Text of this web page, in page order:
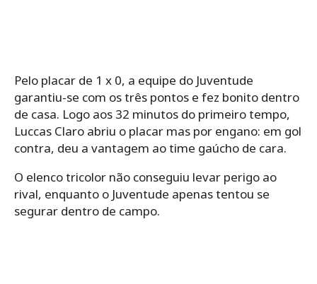
Pelo placar de 1 x 0, a equipe do Juventude
garantiu-se com os três pontos e fez bonito dentro
de casa. Logo aos 32 minutos do primeiro tempo,
Luccas Claro abriu o placar mas por engano: em gol
contra, deu a vantagem ao time gaúcho de cara.
O elenco tricolor não conseguiu levar perigo ao
rival, enquanto o Juventude apenas tentou se
segurar dentro de campo.